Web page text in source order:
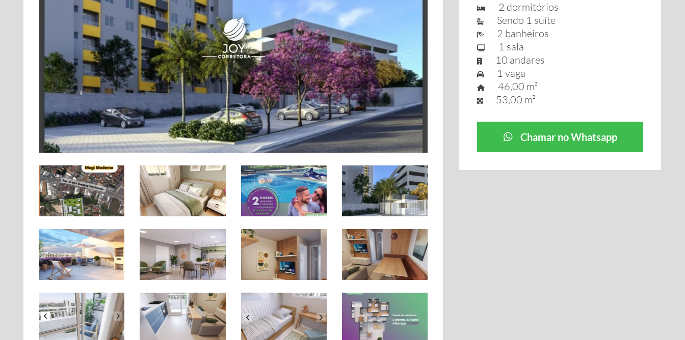
2 dormitórios
Sendo 1 suíte
2 banheiros
1 sala
10 andares
1 vaga
46,00 m²
53,00 m²
Chamar no Whatsapp